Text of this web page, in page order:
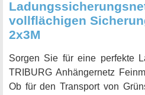
vollflächigen
2x3M
Sorgen Sie für eine perfekte
TRIBURG Anhängernetz
Ob für den Transport von